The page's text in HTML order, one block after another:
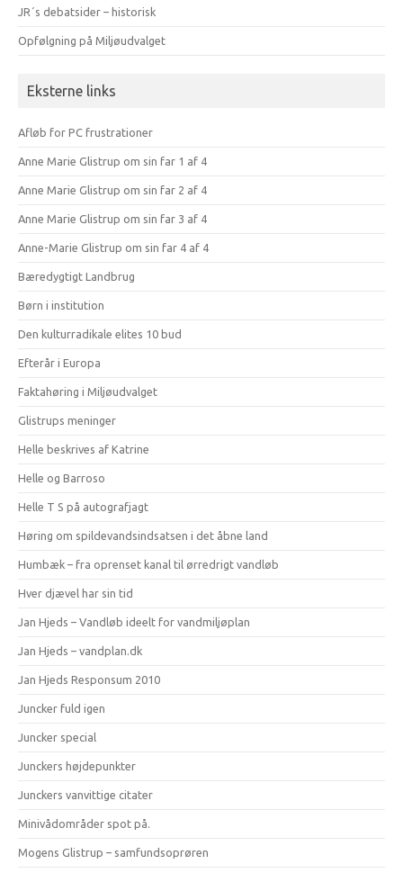
JR´s debatsider – historisk
Opfølgning på Miljøudvalget
Eksterne links
Afløb for PC frustrationer
Anne Marie Glistrup om sin far 1 af 4
Anne Marie Glistrup om sin far 2 af 4
Anne Marie Glistrup om sin far 3 af 4
Anne-Marie Glistrup om sin far 4 af 4
Bæredygtigt Landbrug
Børn i institution
Den kulturradikale elites 10 bud
Efterår i Europa
Faktahøring i Miljøudvalget
Glistrups meninger
Helle beskrives af Katrine
Helle og Barroso
Helle T S på autografjagt
Høring om spildevandsindsatsen i det åbne land
Humbæk – fra oprenset kanal til ørredrigt vandløb
Hver djævel har sin tid
Jan Hjeds – Vandløb ideelt for vandmiljøplan
Jan Hjeds – vandplan.dk
Jan Hjeds Responsum 2010
Juncker fuld igen
Juncker special
Junckers højdepunkter
Junckers vanvittige citater
Minivådområder spot på.
Mogens Glistrup – samfundsoprøren